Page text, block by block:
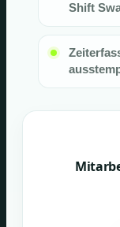
Shift